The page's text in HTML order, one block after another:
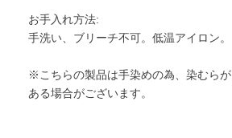
お手入れ方法:
手洗い、ブリーチ不可。低温アイロン。
※こちらの製品は手染めの為、染むらが
ある場合がございます。